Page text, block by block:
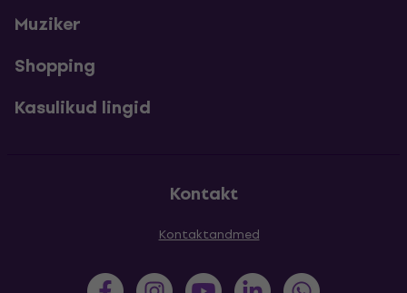
Muziker
Shopping
Kasulikud lingid
Kontakt
Kontaktandmed